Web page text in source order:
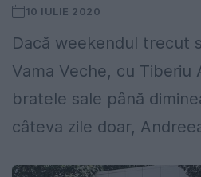
10 IULIE 2020
Dacă weekendul trecut
Vama Veche, cu Tiberiu
bratele sale până
câteva zile doar,